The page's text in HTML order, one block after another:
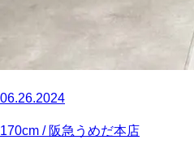
06.26.2024
170cm / 阪急うめだ本店